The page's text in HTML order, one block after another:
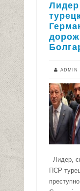
Лидер
ADMIN
Лидер,
ПСР